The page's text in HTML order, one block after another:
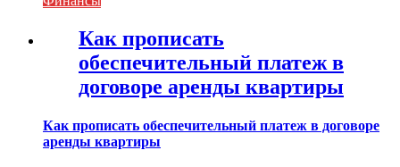
Как прописать
обеспечительный платеж в
договоре аренды квартиры
Как прописать обеспечительный платеж в договоре
аренды квартиры